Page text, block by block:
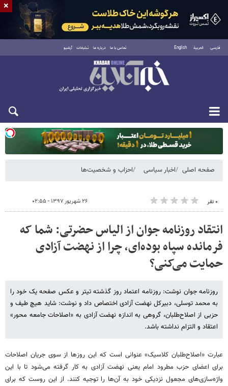
فارسی العربية English تماس با ما درباره ما تبلیغات آرشیو
یکشنبه ۱۸ مرداد ۱۴۰۵
صفحه اصلی اخبار سیاسی احزاب و شخصیت‌ها
۰ نفر ۲۶ شهریور ۱۳۹۷ - ۰۲:۵۵
انتقاد روزنامه جوان از الیاس حضرتی: شما که
فرمانده سپاه بوده‌ای، چرا از نهضت آزادی
حمایت می‌کنی؟
روزنامه جوان نوشت: روزنامه اعتماد روز گذشته تیتر و عکس صفحه یک خود را
به محمد توسلی، دبیرکل نهضت آزادی اختصاص داد و نوشت: شاید هیچ طیف و
حزبی از اصلاح‌طلبان، گروهی به اندازه نهضت آزادی به «اصلاحات جامعه محور»
اعتقاد و التزام نداشته باشد.
عبارت «اصلاح‌طلبان کلاسیک» عنوانی است که این روز‌ها از سوی جریان اصلاحات
برای اعضای حزب مطرود امام یعنی نهضت آزادی به کار گرفته می‌شود تا با این
واژه‌سازی‌های مجعول نزدیکی خود به آن‌ها را توجیه کنند. از این روست که برای
×